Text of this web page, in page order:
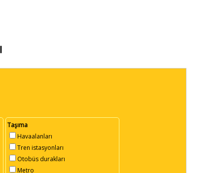
Taşıma
Havaalanları
Tren istasyonları
Otobüs durakları
Metro